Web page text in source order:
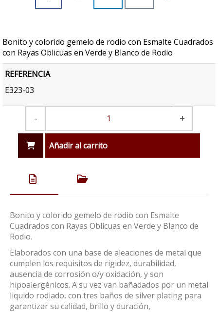
Bonito y colorido gemelo de rodio con Esmalte Cuadrados
con Rayas Oblicuas en Verde y Blanco de Rodio
REFERENCIA
E323-03
- +
Añadir al carrito
Bonito y colorido gemelo de rodio con Esmalte
Cuadrados con Rayas Oblicuas en Verde y Blanco de
Rodio.
Elaborados con una base de aleaciones de metal que
cumplen los requisitos de rigidez, durabilidad,
ausencia de corrosión o/y oxidación, y son
hipoalergénicos. A su vez van bañadados por un metal
liquido rodiado, con tres baños de silver plating para
garantizar su calidad, brillo y duración,